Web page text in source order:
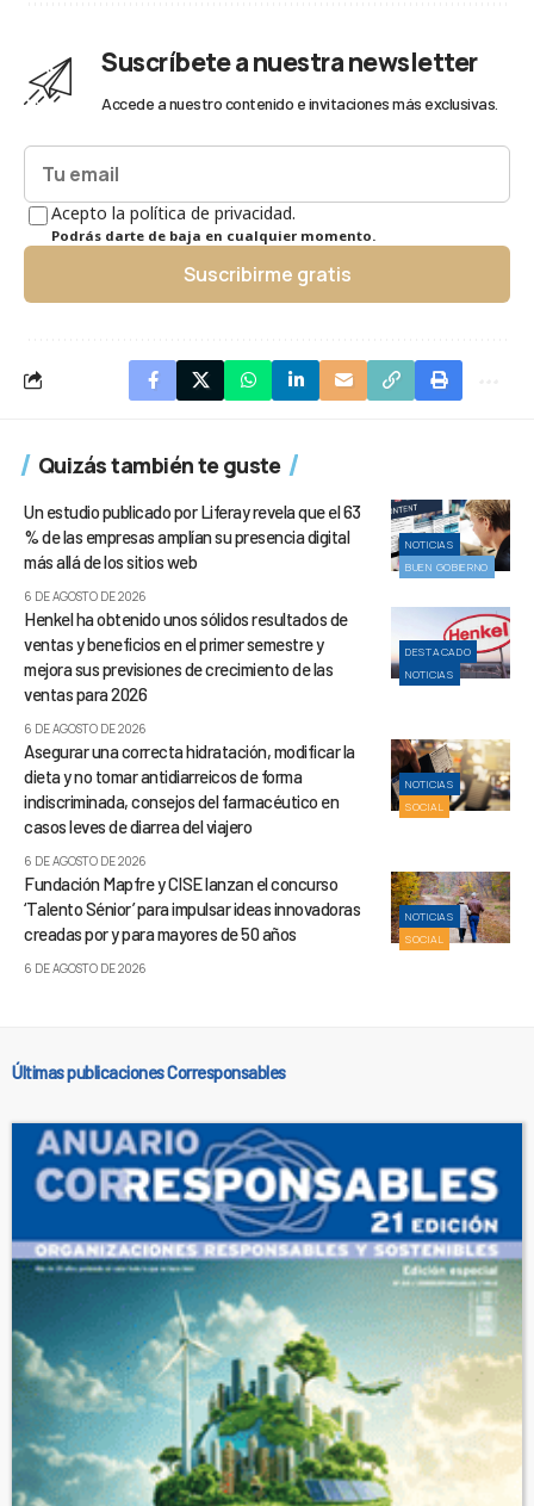
Suscríbete a nuestra newsletter
Accede a nuestro contenido e invitaciones más exclusivas.
Acepto la política de privacidad.
Podrás darte de baja en cualquier momento.
Suscribirme gratis
Quizás también te guste
NOTICIAS
BUEN GOBIERNO
Un estudio publicado por Liferay revela que el 63
% de las empresas amplían su presencia digital
más allá de los sitios web
6 DE AGOSTO DE 2026
DESTACADO
NOTICIAS
Henkel ha obtenido unos sólidos resultados de
ventas y beneficios en el primer semestre y
mejora sus previsiones de crecimiento de las
ventas para 2026
6 DE AGOSTO DE 2026
NOTICIAS
SOCIAL
Asegurar una correcta hidratación, modificar la
dieta y no tomar antidiarreicos de forma
indiscriminada, consejos del farmacéutico en
casos leves de diarrea del viajero
6 DE AGOSTO DE 2026
NOTICIAS
SOCIAL
Fundación Mapfre y CISE lanzan el concurso
‘Talento Sénior’ para impulsar ideas innovadoras
creadas por y para mayores de 50 años
6 DE AGOSTO DE 2026
Últimas publicaciones Corresponsables